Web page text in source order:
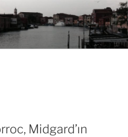
Midgard’ın